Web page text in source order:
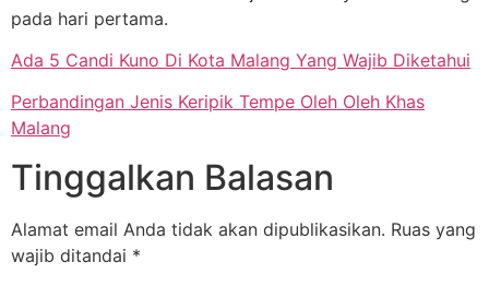
pada hari pertama.
Ada 5 Candi Kuno Di Kota Malang Yang Wajib Diketahui
Perbandingan Jenis Keripik Tempe Oleh Oleh Khas
Malang
Tinggalkan Balasan
Alamat email Anda tidak akan dipublikasikan. Ruas yang
wajib ditandai *